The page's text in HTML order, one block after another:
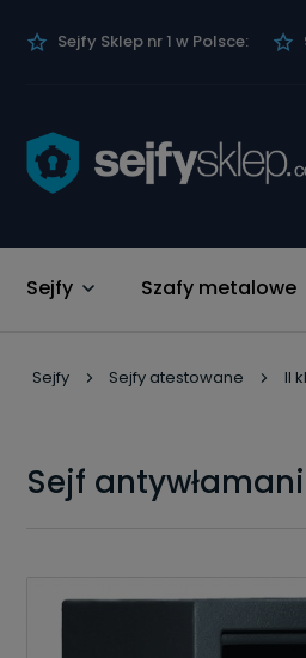
Sejfy Sklep nr 1 w Polsce:
Sejfy Szafy metalowe
Nowości
Sejfy Sejfy atestowane II
Sejf